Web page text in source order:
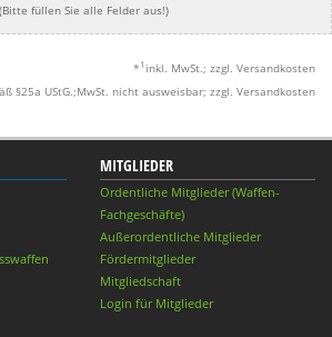
(Bitte füllen Sie alle Felder aus!)
* 1 inkl. MwSt.; zzgl. Versandkosten
§25a UStG.;MwSt. nicht ausweisbar; zzgl. Versandkosten
MITGLIEDER
Ordentliche Mitglieder (Waffen-
Fachgeschäfte)
Außerordentliche Mitglieder
Fördermitglieder
Mitgliedschaft
Login für Mitglieder